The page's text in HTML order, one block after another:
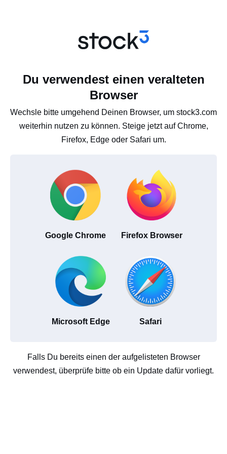
Du verwendest einen veralteten
Browser
Wechsle bitte umgehend Deinen Browser, um stock3.com
weiterhin nutzen zu können. Steige jetzt auf Chrome,
Firefox, Edge oder Safari um.
Google Chrome Firefox Browser
Microsoft Edge Safari
Falls Du bereits einen der aufgelisteten Browser
verwendest, überprüfe bitte ob ein Update dafür vorliegt.